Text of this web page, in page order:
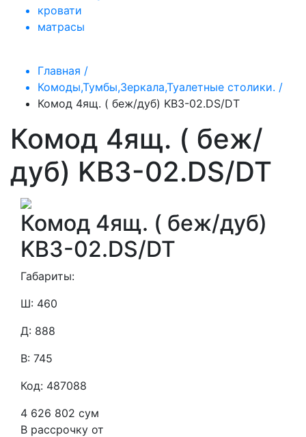
кровати
матрасы
Главная /
Комоды,Тумбы,Зеркала,Туалетные столики. /
Комод 4ящ. ( беж/дуб) KB3-02.DS/DT
Комод 4ящ. ( беж/
дуб) KB3-02.DS/DT
Комод 4ящ. ( беж/дуб)
KB3-02.DS/DT
Габариты:
Ш: 460
Д: 888
В: 745
Код: 487088
4 626 802 сум
В рассрочку от